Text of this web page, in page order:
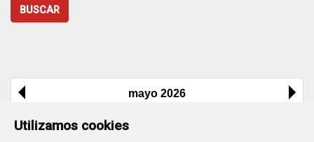
Utilizamos cookies
BUSCAR
mayo 2026
Lu Mi